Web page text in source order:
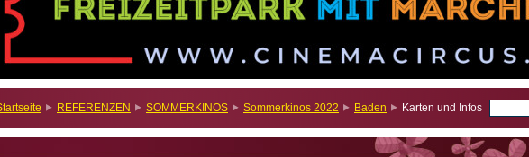
REFERENZEN SOMMERKINOS Sommerkinos 2022 Baden Karten und Infos